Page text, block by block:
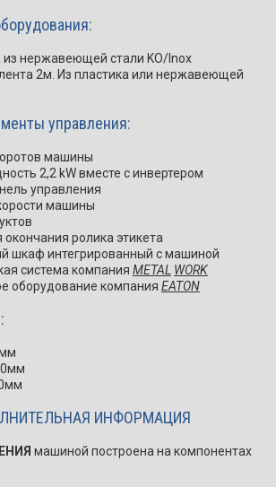
из нержавеющей стали KO/Inox
2м. Из пластика или нержавеющей
управления:
машины
2,2 kW вместе с инвертером
управления
машины
ролика этикета
шкаф интегрированный с машиной
система компания METAL WORK
оборудование компания EATON
ИНФОРМАЦИЯ
машиной построена на компонентах